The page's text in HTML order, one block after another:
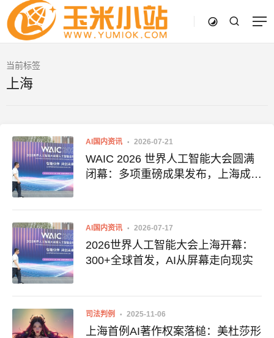
当前标签
上海
AI国内资讯 2026-07-21
WAIC 2026 世界人工智能大会圆满
闭幕：多项重磅成果发布，上海成为
AI国内资讯 2026-07-17
2026世界人工智能大会上海开幕：
300+全球首发，AI从屏幕走向现实
司法判例 2025-11-06
上海首例AI著作权案落槌：美杜莎形